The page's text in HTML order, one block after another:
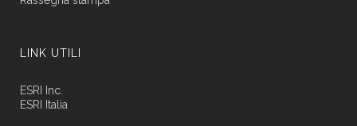
LINK UTILI
ESRI Inc.
ESRI Italia